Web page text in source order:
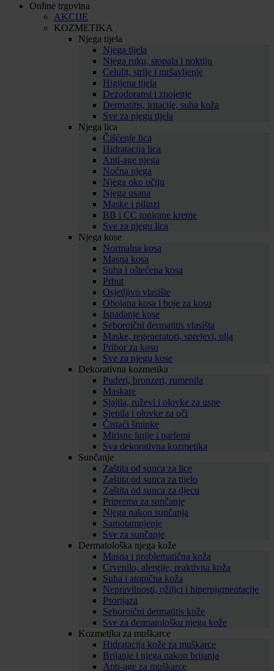
Online trgovina
AKCIJE
KOZMETIKA
Njega tijela
Njega tijela
Njega ruku, stopala i noktiju
Celulit, strije i mršavljenje
Higijena tijela
Dezodoransi i znojenje
Dermatitis, iritacije, suha koža
Sve za njegu tijela
Njega lica
Čišćenje lica
Hidratacija lica
Anti-age njega
Noćna njega
Njega oko očiju
Njega usana
Maske i pilinzi
BB i CC tonirane kreme
Sve za njegu lica
Njega kose
Normalna kosa
Masna kosa
Suha i oštećena kosa
Prhut
Osjetljivo vlasište
Obojana kosa i boje za kosu
Ispadanje kose
Seboroični dermatitis vlasišta
Maske, regeneratori, sprejevi, ulja
Pribor za kosu
Sve za njegu kose
Dekorativna kozmetika
Puderi, bronzeri, rumenila
Maskare
Sjajila, ruževi i olovke za usne
Sjenila i olovke za oči
Čistaći šminke
Mirisne linije i parfemi
Sva dekorativna kozmetika
Sunčanje
Zaštita od sunca za lice
Zaštita od sunca za tijelo
Zaštita od sunca za djecu
Priprema za sunčanje
Njega nakon sunčanja
Samotamnjenje
Sve za sunčanje
Dermatološka njega kože
Masna i problematična koža
Crvenilo, alergije, reaktivna koža
Suha i atopična koža
Nepravilnosti, ožiljci i hiperpigmentacije
Psorijaza
Seboroični dermatitis kože
Sve za dermatološku njega kože
Kozmetika za muškarce
Hidratacija kože za muškarce
Brijanje i njega nakon brijanja
Anti-age za muškarce